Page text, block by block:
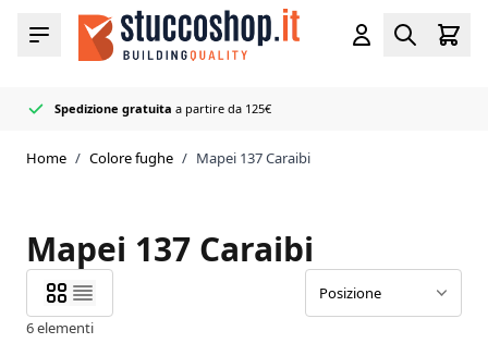
Salta al contenuto
Menu
Cart
Spedizione gratuita a partire da 125€
Rivenditoreufficiale Mapei
50+ colori di fughe e sigillantiin stock
Consegnato rapidamente
Home / Colore fughe / Mapei 137 Caraibi
Mapei 137 Caraibi
6elementi